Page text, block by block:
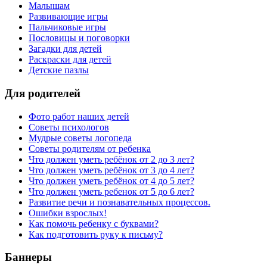
Малышам
Развивающие игры
Пальчиковые игры
Пословицы и поговорки
Загадки для детей
Раскраски для детей
Детские пазлы
Для родителей
Фото работ наших детей
Советы психологов
Мудрые советы логопеда
Советы родителям от ребенка
Что должен уметь ребёнок от 2 до 3 лет?
Что должен уметь ребёнок от 3 до 4 лет?
Что должен уметь ребёнок от 4 до 5 лет?
Что должен уметь ребенок от 5 до 6 лет?
Развитие речи и познавательных процессов.
Ошибки взрослых!
Как помочь ребенку с буквами?
Как подготовить руку к письму?
Баннеры